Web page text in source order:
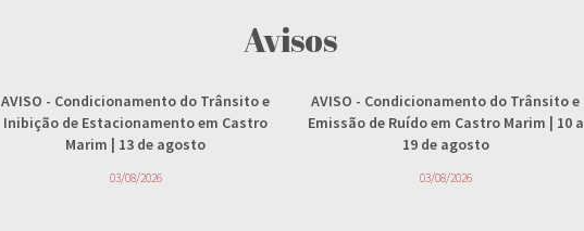
Avisos
AVISO - Condicionamento do Trânsito e
Inibição de Estacionamento em Castro
Marim | 13 de agosto
03/08/2026
AVISO - Condicionamento do Trânsito e
Emissão de Ruído em Castro Marim | 10 a
19 de agosto
03/08/2026